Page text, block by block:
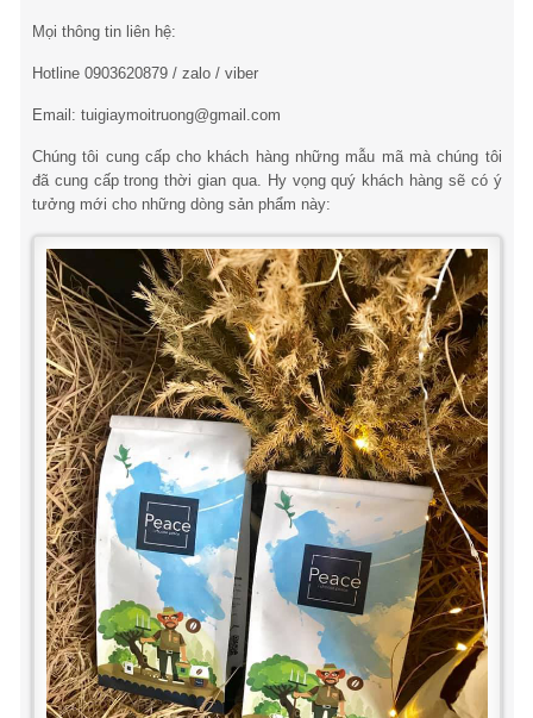
Mọi thông tin liên hệ:
Hotline 0903620879 / zalo / viber
Email: tuigiaymoitruong@gmail.com
Chúng tôi cung cấp cho khách hàng những mẫu mã mà chúng tôi
đã cung cấp trong thời gian qua. Hy vọng quý khách hàng sẽ có ý
tưởng mới cho những dòng sản phẩm này: